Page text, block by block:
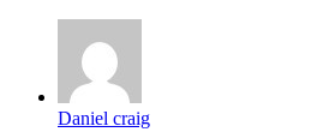
Daniel craig